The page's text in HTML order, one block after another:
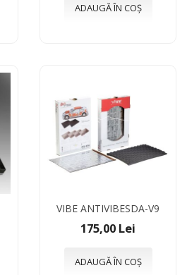
ADAUGĂ ÎN COȘ
VIBE ANTIVIBESDA-V9
175,00 Lei
ADAUGĂ ÎN COȘ